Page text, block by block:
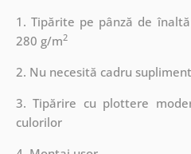
1. Tipărite pe pânză de
280 g/m2
2. Nu necesită cadru
3. Tipărire cu plottere
culorilor